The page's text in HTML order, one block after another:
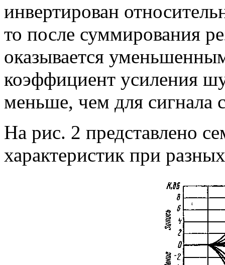
инвертирован
то после суммирования
оказывается
коэффициент усиления
меньше, чем для
На рис. 2 представлено
характеристик при